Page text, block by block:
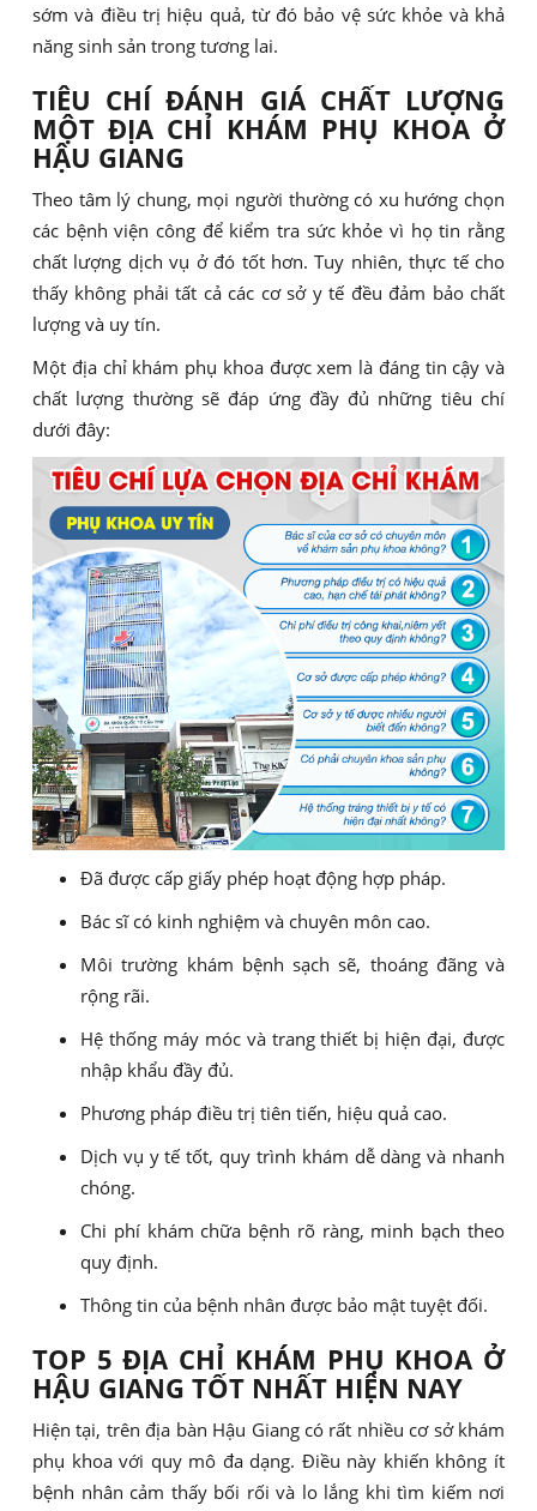
sớm và điều trị hiệu quả, từ đó bảo vệ sức khỏe và khả
năng sinh sản trong tương lai.
TIÊU CHÍ ĐÁNH GIÁ CHẤT LƯỢNG
MỘT ĐỊA CHỈ KHÁM PHỤ KHOA Ở
HẬU GIANG
Theo tâm lý chung, mọi người thường có xu hướng chọn
các bệnh viện công để kiểm tra sức khỏe vì họ tin rằng
chất lượng dịch vụ ở đó tốt hơn. Tuy nhiên, thực tế cho
thấy không phải tất cả các cơ sở y tế đều đảm bảo chất
lượng và uy tín.
Một địa chỉ khám phụ khoa được xem là đáng tin cậy và
chất lượng thường sẽ đáp ứng đầy đủ những tiêu chí
dưới đây:
Đã được cấp giấy phép hoạt động hợp pháp.
Bác sĩ có kinh nghiệm và chuyên môn cao.
Môi trường khám bệnh sạch sẽ, thoáng đãng và
rộng rãi.
Hệ thống máy móc và trang thiết bị hiện đại, được
nhập khẩu đầy đủ.
Phương pháp điều trị tiên tiến, hiệu quả cao.
Dịch vụ y tế tốt, quy trình khám dễ dàng và nhanh
chóng.
Chi phí khám chữa bệnh rõ ràng, minh bạch theo
quy định.
Thông tin của bệnh nhân được bảo mật tuyệt đối.
TOP 5 ĐỊA CHỈ KHÁM PHỤ KHOA Ở
HẬU GIANG TỐT NHẤT HIỆN NAY
Hiện tại, trên địa bàn Hậu Giang có rất nhiều cơ sở khám
phụ khoa với quy mô đa dạng. Điều này khiến không ít
bệnh nhân cảm thấy bối rối và lo lắng khi tìm kiếm nơi